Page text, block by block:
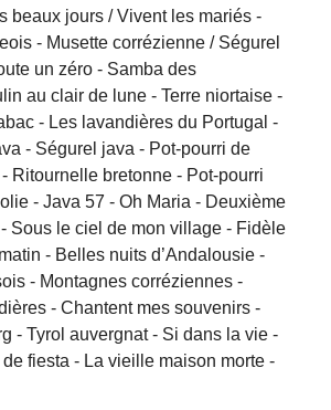
beaux jours / Vivent les mariés -
- Musette corrézienne / Ségurel
un zéro - Samba des
au clair de lune - Terre niortaise -
- Les lavandières du Portugal -
- Ségurel java - Pot-pourri de
Ritournelle bretonne - Pot-pourri
- Java 57 - Oh Maria - Deuxième
Sous le ciel de mon village - Fidèle
- Belles nuits d’Andalousie -
- Montagnes corréziennes -
- Chantent mes souvenirs -
- Tyrol auvergnat - Si dans la vie -
fiesta - La vieille maison morte -